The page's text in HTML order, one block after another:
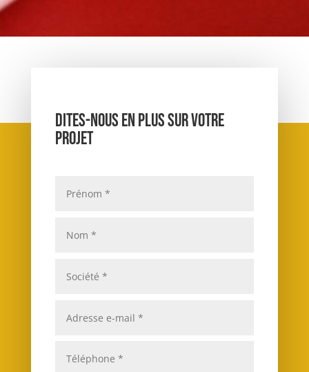
DITES-NOUS EN PLUS SUR VOTRE
PROJET